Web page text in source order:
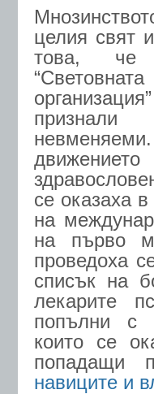
целия свят
това, че
признали
се оказаха
на
на първо
проведоха
списък на
лекарите
попълни с
които се
попадащи
навиците и